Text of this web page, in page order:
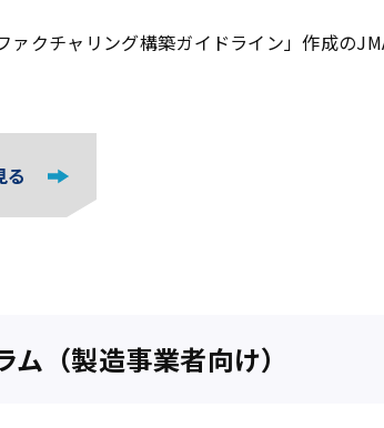
クチャリング構築ガイドライン」作成の
る
（製造事業者向け）